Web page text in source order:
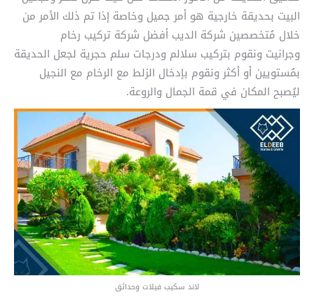
البيت بحديقة خارجية هو أمر جميل وخاصة إذا تم ذلك الأمر من
خلال مُتخصصين شركة الديب أفضل شركة تركيب رخام
وجرانيت ونقوم بتركيب سلالم ودرجات سلم حجرية لجعل الحديقة
بمُستويين أو أكثر ونقوم بإدخال الزلط مع الرخام مع النجيل
ليُصبح المكان في قمة الجمال والروعة.
لاند سكيب فيلات وحدائق